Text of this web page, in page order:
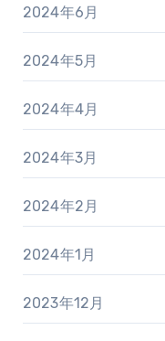
2024年6月
2024年5月
2024年4月
2024年3月
2024年2月
2024年1月
2023年12月